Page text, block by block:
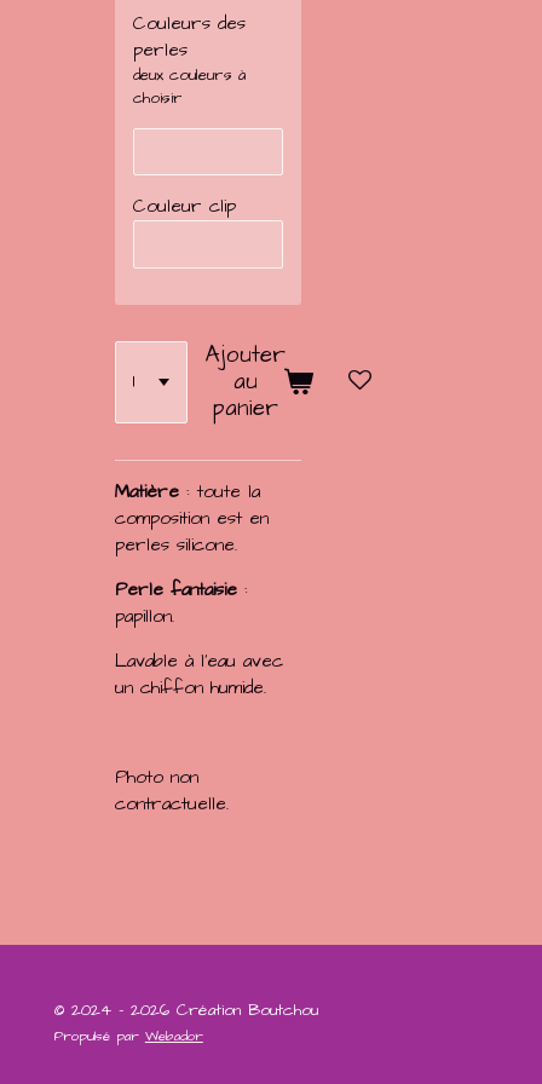
Couleurs des
perles
deux couleurs à
choisir
Couleur clip
Ajouter
au
panier
Matière: toute la
composition est en
perles silicone.
Perle fantaisie:
papillon.
Lavable à l'eau avec
un chiffon humide.
Photo non
contractuelle.
© 2024 - 2026 Création Boutchou
Propulsé par Webador